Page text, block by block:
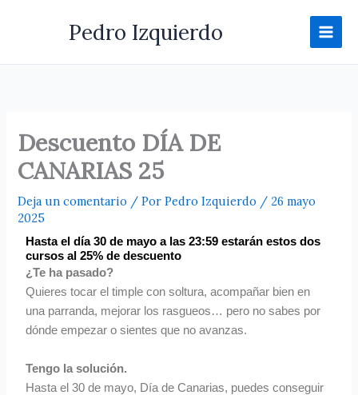
Pedro Izquierdo
Descuento DÍA DE
CANARIAS 25
Deja un comentario / PorPedro Izquierdo / 26 mayo
2025
Hasta el día 30 de mayo a las 23:59 estarán estos dos
cursos al 25% de descuento
¿Te ha pasado?
Quieres tocar el timple con soltura, acompañar bien en
una parranda, mejorar los rasgueos… pero no sabes por
dónde empezar o sientes que no avanzas.
Tengo la solución.
Hasta el 30 de mayo, Día de Canarias, puedes conseguir